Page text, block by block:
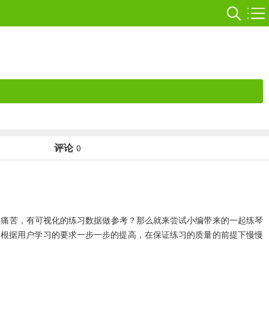
评论 0
苦，有可视化的练习数据做参考？那么就来尝试小编带来的一起练琴
据用户学习的要求一步一步的提高，在保证练习的质量的前提下慢慢